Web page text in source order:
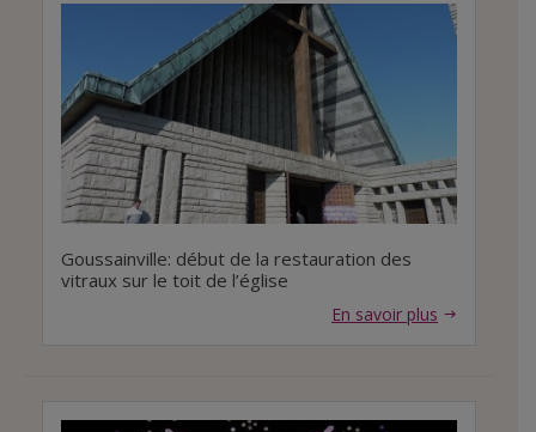
Goussainville: début de la restauration des
vitraux sur le toit de l’église
En savoir plus